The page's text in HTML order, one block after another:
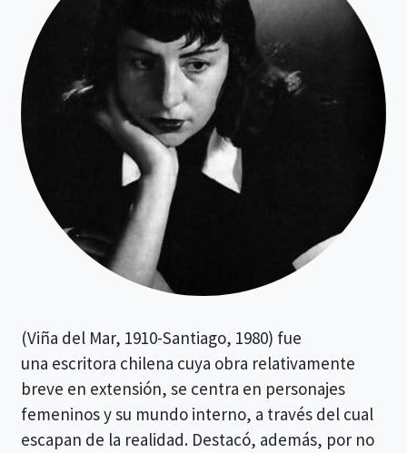
(Viña del Mar, 1910-Santiago, 1980) ​ fue
una escritora chilena cuya obra relativamente
breve en extensión, se centra en personajes
femeninos y su mundo interno, a través del cual
escapan de la realidad. Destacó, además, por no